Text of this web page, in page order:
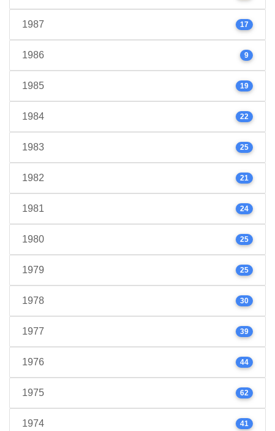
1987 17
1986 9
1985 19
1984 22
1983 25
1982 21
1981 24
1980 25
1979 25
1978 30
1977 39
1976 44
1975 62
1974 41